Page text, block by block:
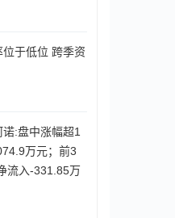
于低位 跨季资
诺:盘中涨幅超1
万元；前3
流入-331.85万